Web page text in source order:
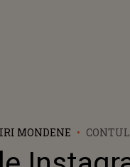
MONDENE